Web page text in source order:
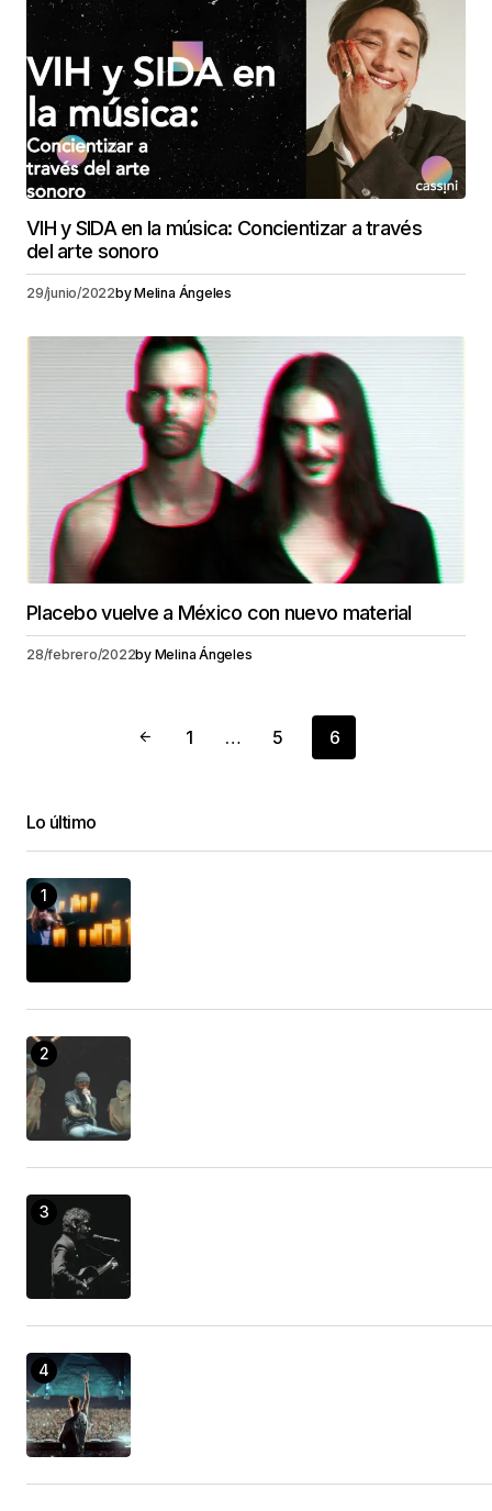
VIH y SIDA en la música: Concientizar a través
del arte sonoro
29/junio/2022byMelina Ángeles
Placebo vuelve a México con nuevo material
28/febrero/2022by Melina Ángeles
1 … 5 6
Lo último